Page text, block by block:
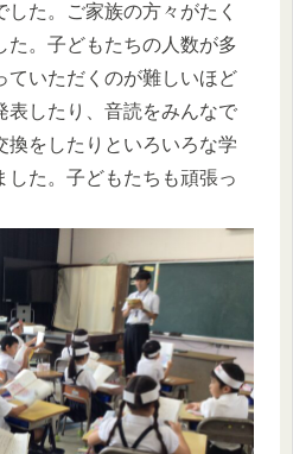
た。ご家族の方々がたく
た。子どもたちの人数が多
ていただくのが難しいほど
表したり、音読をみんなで
換をしたりといろいろな学
した。子どもたちも頑張っ